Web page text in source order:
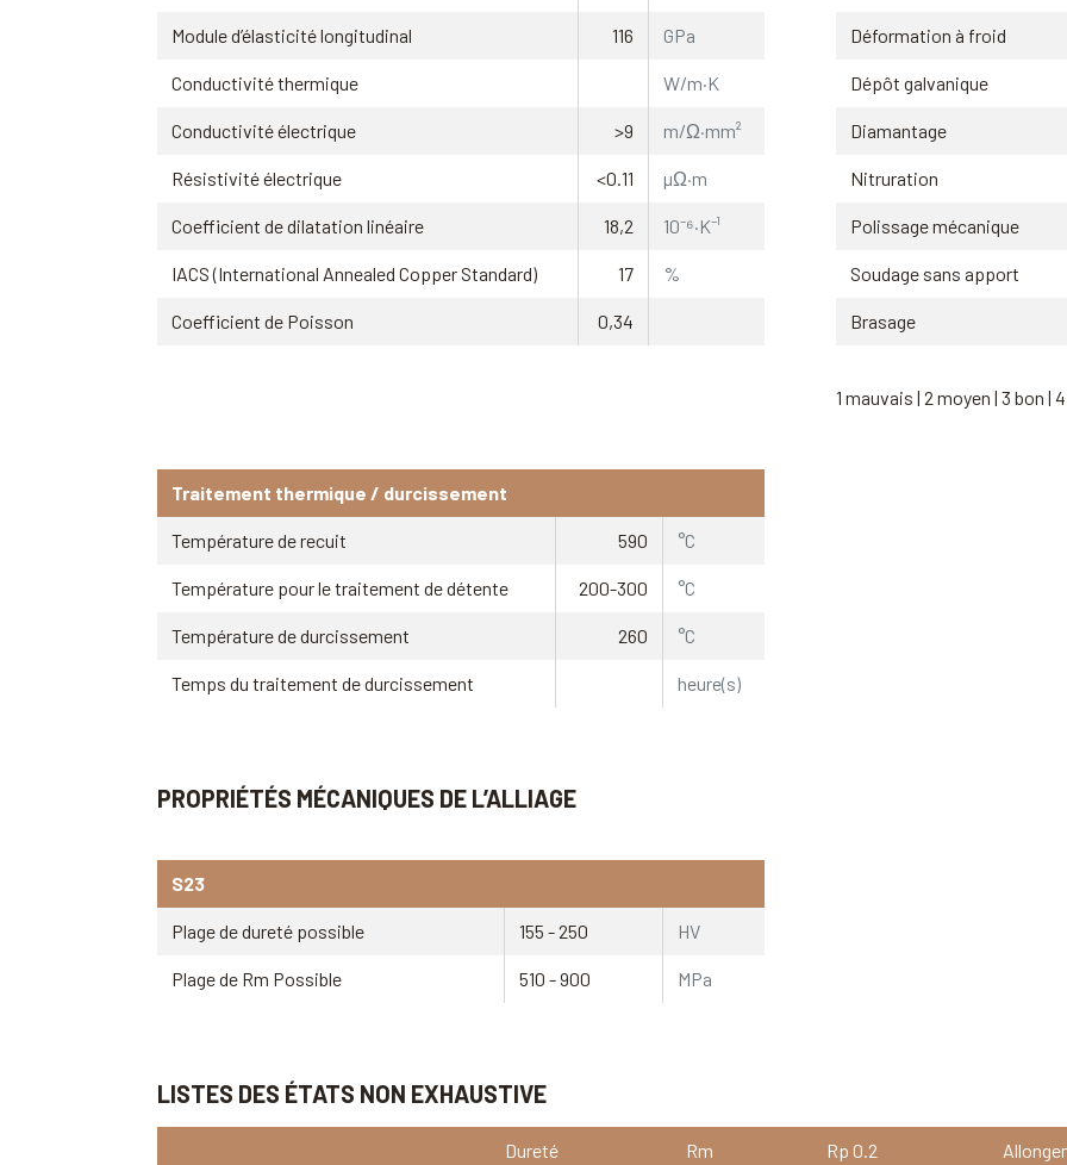
Module d’élasticité longitudinal 116 GPa
Conductivité thermique W/m·K
Conductivité électrique >9 m/Ω·mm²
Résistivité électrique <0.11 µΩ·m
Coefficient de dilatation linéaire 18,2 10⁻⁶·K⁻¹
IACS (International Annealed Copper Standard) 17 %
Coefficient de Poisson 0,34
Déformation à froid
Dépôt galvanique
Diamantage
Nitruration
Polissage mécanique
Soudage sans apport
Brasage
1 mauvais | 2 moyen | 3 bon
Traitement thermique / durcissement
Température de recuit 590 °C
Température pour le traitement de détente 200-300 °C
Température de durcissement 260 °C
Temps du traitement de durcissement heure(s)
PROPRIÉTÉS MÉCANIQUES DE L’ALLIAGE
S23
Plage de dureté possible 155 - 250 HV
Plage de Rm Possible 510 - 900 MPa
LISTES DES ÉTATS NON EXHAUSTIVE
Dureté
Rm
Rp 0.2